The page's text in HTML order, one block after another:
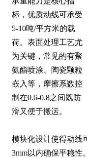
标，优质动线可承受
5-10吨/平方米的载
荷。表面处理工艺尤
为关键，常见的有聚
氨酯喷涂、陶瓷颗粒
嵌入等，摩擦系数控
制在0.6-0.8之间既防
滑又便于搬运。
模块化设计使得动线
3mm以内确保平稳性